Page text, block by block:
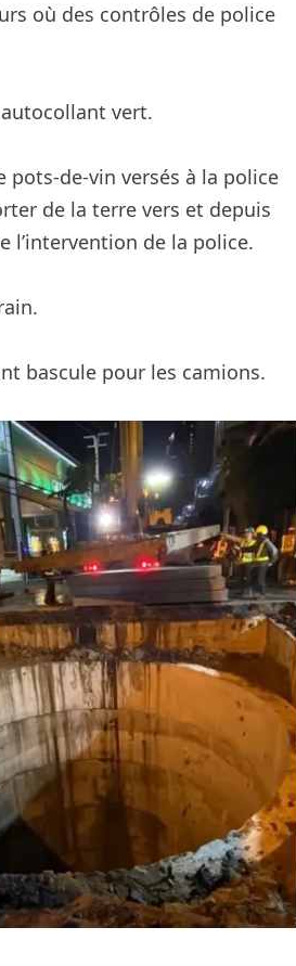
où des contrôles de police
vert.
de-vin versés à la police
de la terre vers et depuis
l’intervention de la police.
bascule pour les camions.